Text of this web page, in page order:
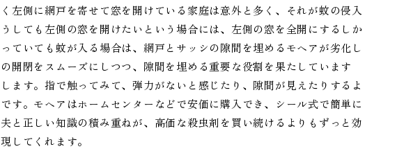
左側に網戸を寄せて窓を開けている家庭は意外と多く、それが蚊の侵入
しても左側の窓を開けたいという場合には、左側の窓を全開にするしか
ていても蚊が入る場合は、網戸とサッシの隙間を埋めるモヘアが劣化し
開閉をスムーズにしつつ、隙間を埋める重要な役割を果たしています
ます。指で触ってみて、弾力がないと感じたり、隙間が見えたりするよ
す。モヘアはホームセンターなどで安価に購入でき、シール式で簡単に
と正しい知識の積み重ねが、高価な殺虫剤を買い続けるよりもずっと効
してくれます。